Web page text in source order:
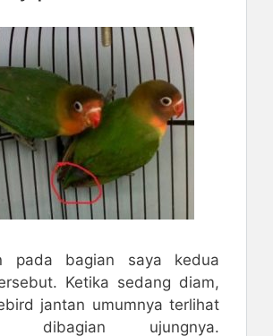
pada bagian saya kedua
Ketika sedang diam,
jantan umumnya terlihat
dibagian ujungnya.